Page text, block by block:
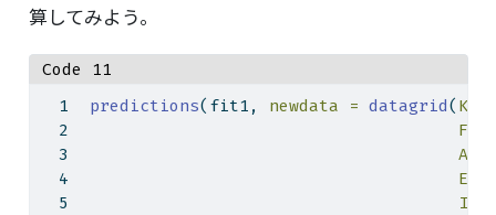
算してみよう。
Code 11
predictions(fit1, newdata = datagrid(